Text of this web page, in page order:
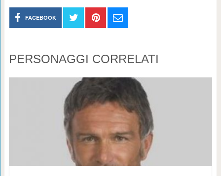
FACEBOOK
PERSONAGGI CORRELATI